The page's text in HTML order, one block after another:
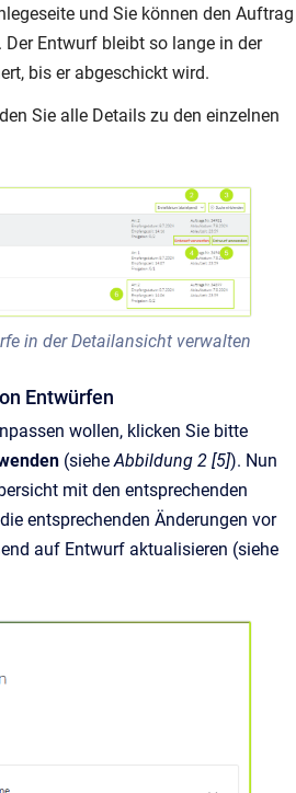
und Sie können den Auftrag
Entwurf bleibt so lange in der
bis er abgeschickt wird.
Sie alle Details zu den einzelnen
in der Detailansicht verwalten
Entwürfen
wollen, klicken Sie bitte
(sieheAbbildung 2 [5]). Nun
mit den entsprechenden
entsprechenden Änderungen vor
auf Entwurf aktualisieren (siehe